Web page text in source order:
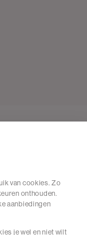
van cookies. Zo
onthouden.
aanbiedingen
je wel en niet wilt